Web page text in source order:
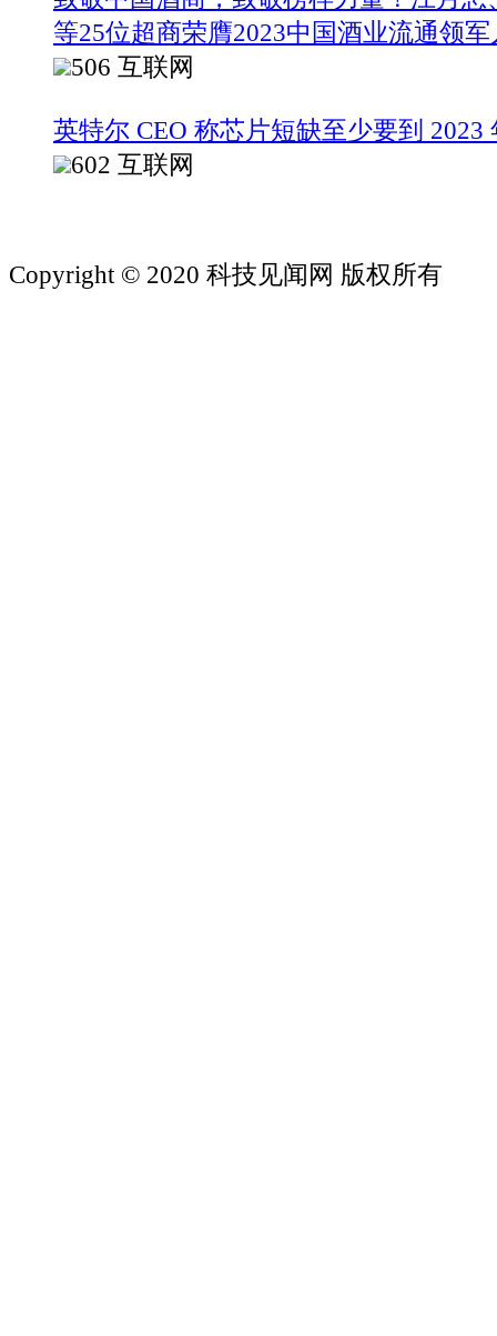
等25位超商荣膺2023中国酒业流通领军
506 互联网
英特尔 CEO 称芯片短缺至少要到 2023
602 互联网
Copyright © 2020 科技见闻网 版权所有